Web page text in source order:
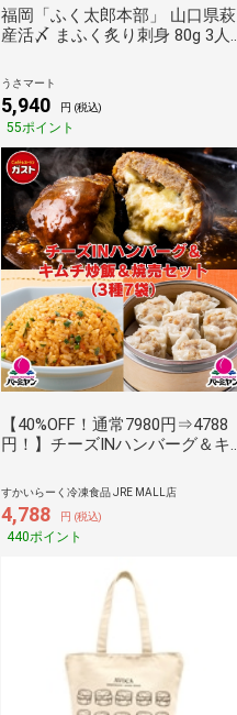
福岡「ふく太郎本部」 山口県萩
産活〆 まふく炙り刺身 80g 3人
セット 3人前
うさマート
5,940 円 (税込)
55ポイント
【40%OFF！通常7980円⇒4788
円！】チーズINハンバーグ＆キ
袋）
すかいらーく冷凍食品 JRE MALL店
4,788 円 (税込)
440ポイント